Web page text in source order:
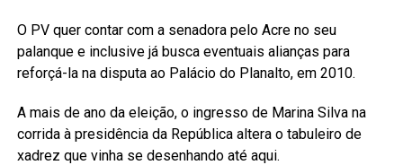
O PV quer contar com a senadora pelo Acre no seu
palanque e inclusive já busca eventuais alianças para
reforçá-la na disputa ao Palácio do Planalto, em 2010.
A mais de ano da eleição, o ingresso de Marina Silva na
corrida à presidência da República altera o tabuleiro de
xadrez que vinha se desenhando até aqui.